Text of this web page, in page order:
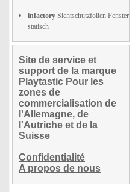
infactory Sichtschutzfolien Fenster
statisch
Site de service et
support de la marque
Playtastic Pour les
zones de
commercialisation de
l'Allemagne, de
l'Autriche et de la
Suisse
Confidentialité
A propos de nous